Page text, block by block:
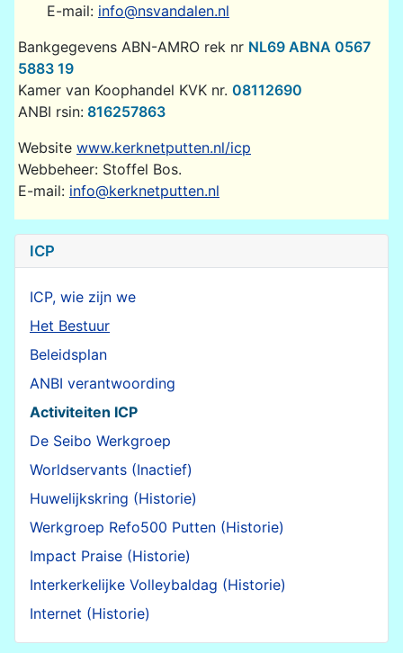
ICP
ICP, wie zijn we
Het Bestuur
Beleidsplan
ANBI verantwoording
Activiteiten ICP
De Seibo Werkgroep
Worldservants (Inactief)
Huwelijkskring (Historie)
Werkgroep Refo500 Putten (Historie)
Impact Praise (Historie)
Interkerkelijke Volleybaldag (Historie)
Internet (Historie)
E-mail: info@nsvandalen.nl
Bankgegevens ABN-AMRO rek nr NL69 ABNA 0567
5883 19
Kamer van Koophandel KVK nr. 08112690
ANBI rsin: 816257863
Website www.kerknetputten.nl/icp
Webbeheer: Stoffel Bos.
E-mail: info@kerknetputten.nl